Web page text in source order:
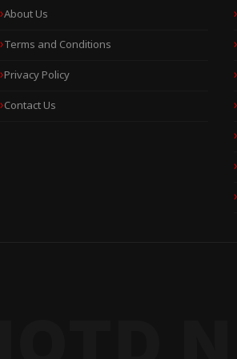
About Us
Terms and Conditions
Privacy Policy
Contact Us